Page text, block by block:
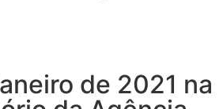
de 2021 na